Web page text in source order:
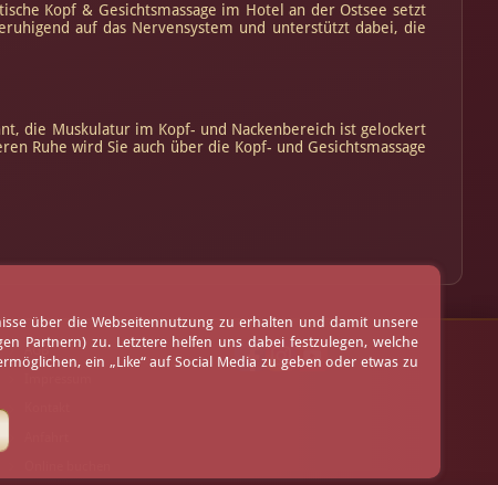
Kopf & Gesichtsmassage im Hotel an der Ostsee setzt
auf das Nervensystem und unterstützt dabei, die
die Muskulatur im Kopf- und Nackenbereich ist gelockert
Ruhe wird Sie auch über die Kopf- und Gesichtsmassage
AGB
über die Webseitennutzung zu erhalten und damit unsere
Partnern) zu. Letztere helfen uns dabei festzulegen, welche
ein „Like“ auf Social Media zu geben oder etwas zu